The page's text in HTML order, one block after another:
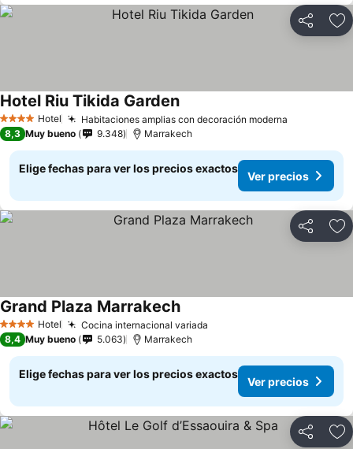
Compartir
4 EstrellasHotel Habitaciones amplias con decoración moderna
Hotel Riu Tikida Garden
8,3 Muy bueno 9.348 Marrakech
Elige fechas para ver los precios exactos
Ver precios
Compartir
4 EstrellasHotel Cocina internacional variada
Grand Plaza Marrakech
8,4 Muy bueno 5.063 Marrakech
Elige fechas para ver los precios exactos
Ver precios
Compartir